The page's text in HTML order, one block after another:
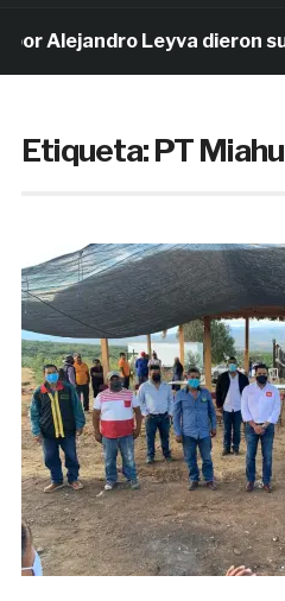
Alejandro Leyva dieron su
Etiqueta:PT